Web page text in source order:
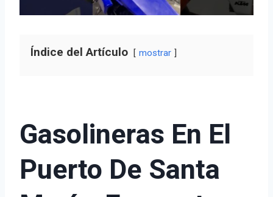
Índice del Artículo mostrar
Gasolineras En El
Puerto De Santa